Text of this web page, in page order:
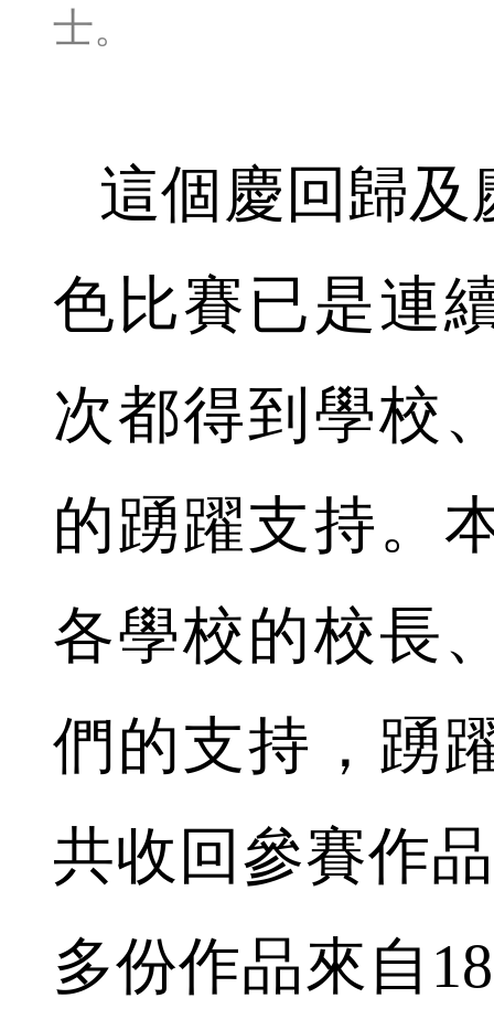
士。
這個慶回歸及
色比賽已是連
次都得到學校
的踴躍支持。
各學校的校長
們的支持，踴
共收回參賽作
多份作品來自